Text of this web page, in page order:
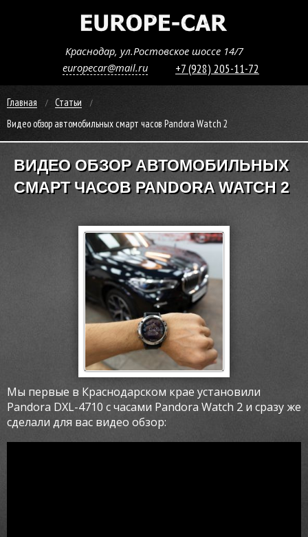
Краснодар, ул.Ростовское шоссе 14/7
europecar@mail.ru
+7 (928) 205-11-72
Главная
Статьи
Видео обзор автомобильных смарт часов Pandora Watch 2
ВИДЕО ОБЗОР АВТОМОБИЛЬНЫХ
СМАРТ ЧАСОВ PANDORA WATCH 2
Мы первые в Краснодарском крае установили
Pandora DXL-4710 с часами Pandora Watch 2 и сразу же
сделали для вас видео обзор: